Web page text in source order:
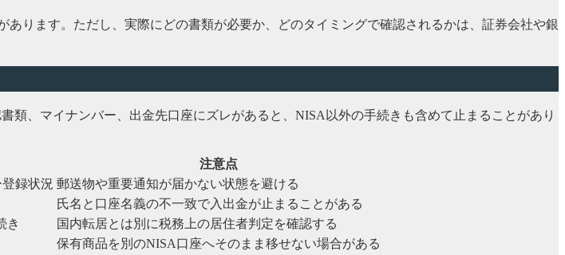
ります。ただし、実際にどの書類が必要か、どのタイミングで確認されるかは、証券会社や銀
、マイナンバー、出金先口座にズレがあると、NISA以外の手続きも含めて止まることがあり
注意点
録状況 郵送物や重要通知が届かない状態を避ける
氏名と口座名義の不一致で入出金が止まることがある
き
国内転居とは別に税務上の居住者判定を確認する
保有商品を別のNISA口座へそのまま移せない場合がある